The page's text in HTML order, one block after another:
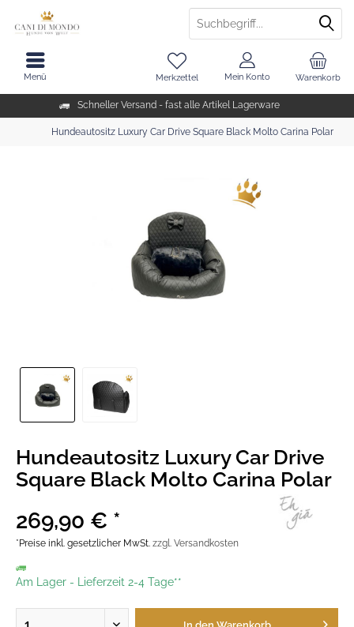
Schneller Versand - fast alle Artikel Lagerware
Warenkorb
Merkzettel Mein Konto
Menü
Hundeautositz Luxury Car Drive Square Black Molto Carina Polar
Hundeautositz Luxury Car Drive
Square Black Molto Carina Polar
269,90 € *
*Preise inkl. gesetzlicher MwSt. zzgl. Versandkosten
Am Lager - Lieferzeit 2-4 Tage**